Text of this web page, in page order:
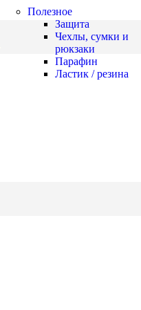
Полезное
Защита
Чехлы, сумки и
рюкзаки
Парафин
Ластик / резина